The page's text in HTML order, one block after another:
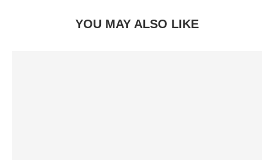
YOU MAY ALSO LIKE